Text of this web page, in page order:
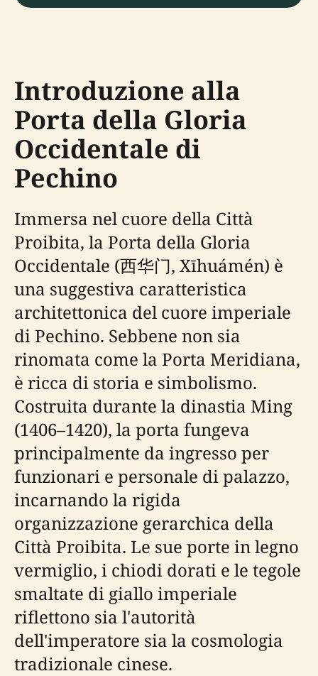
Introduzione alla
Porta della Gloria
Occidentale di
Pechino
Immersa nel cuore della Città
Proibita, la Porta della Gloria
Occidentale (西华门, Xīhuámén) è
una suggestiva caratteristica
architettonica del cuore imperiale
di Pechino. Sebbene non sia
rinomata come la Porta Meridiana,
è ricca di storia e simbolismo.
Costruita durante la dinastia Ming
(1406–1420), la porta fungeva
principalmente da ingresso per
funzionari e personale di palazzo,
incarnando la rigida
organizzazione gerarchica della
Città Proibita. Le sue porte in legno
vermiglio, i chiodi dorati e le tegole
smaltate di giallo imperiale
riflettono sia l'autorità
dell'imperatore sia la cosmologia
tradizionale cinese.